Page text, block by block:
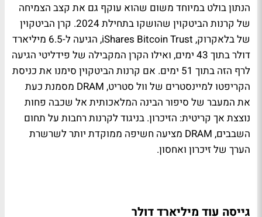
הנתון בולט במיוחד משום שהוא עוקף גם את קצב הצמיחה
של קרנות הביטקוין שהושקו בתחילת 2024. קרן הביטקוין
של בלאקרוק, iShares Bitcoin Trust, הגיעה ל-6.5 מיליארד
דולר בתוך 43 ימים, ואילו הקרן המקבילה של פידליטי הגיעה
לרף הזה בתוך 51 ימים. אם קרנות הביטקוין סימנו את כניסת
הקריפטו למיינסטרים של וול סטריט, DRAM מסמנת כעת
את המעבר של סיפור הבינה המלאכותית אל שכבה פחות
נוצצת אך קריטית: הזיכרון. בניגוד לקרנות רחבות על תחום
השבבים, DRAM מציעה חשיפה ממוקדת יותר לשרשרת
הערך של זיכרון ואחסון.
גייסה עוד מיליארד דולר